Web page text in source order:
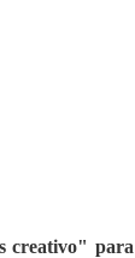
creativo" para